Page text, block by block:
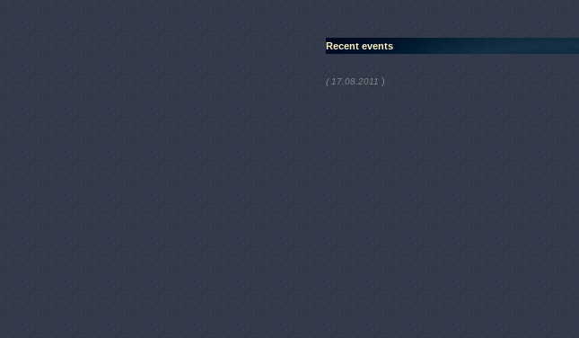
Recent events
( 17.08.2011 )